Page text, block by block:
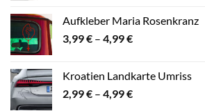
7,99 €
Aufkleber Maria Rosenkranz
3,99€ – 4,99€Preisspanne:
4,99 €
Kroatien Landkarte Umriss
2,99€ – 4,99€Preisspanne: